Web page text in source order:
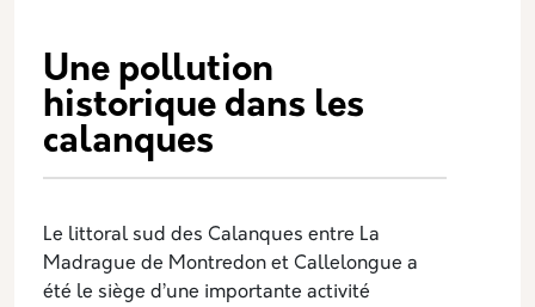
Une pollution
historique dans les
calanques
Le littoral sud des Calanques entre La
Madrague de Montredon et Callelongue a
été le siège d’une importante activité